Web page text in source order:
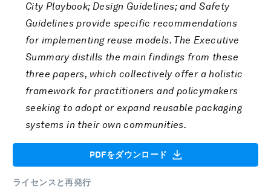
City Playbook; Design Guidelines; and Safety
Guidelines provide specific recommendations
for implementing reuse models. The Executive
Summary distills the main findings from these
three papers, which collectively offer a holistic
framework for practitioners and policymakers
seeking to adopt or expand reusable packaging
systems in their own communities.
PDFをダウンロード
ライセンスと再発行